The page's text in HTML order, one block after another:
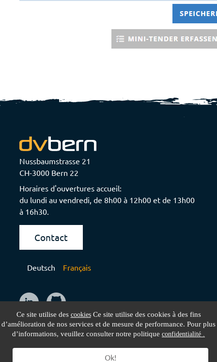
Nussbaumstrasse 21
CH-3000 Bern 22
Horaires d'ouvertures accueil:
du lundi au vendredi, de 8h00 à 12h00 et de 13h00
à 16h30.
Contact
Deutsch Français
Ce site utilise des cookiesCe site utilise des cookies à des fins
d’amélioration de nos services et de mesure de performance. Pour plus
d’informations, veuillez consulter notre politique confidentialité .
Ok!